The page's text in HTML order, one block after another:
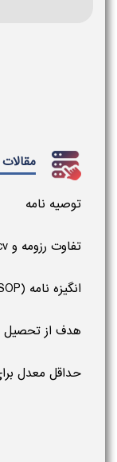
توصیه نامه
تفاوت رزومه و cv
انگیزه نامه (SOP)
هدف از تحصیل
حداقل معدل